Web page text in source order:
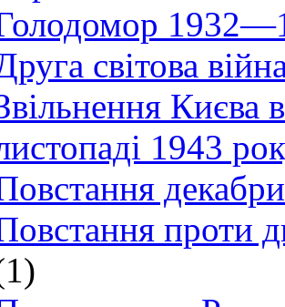
світова
Києва
1943
проти